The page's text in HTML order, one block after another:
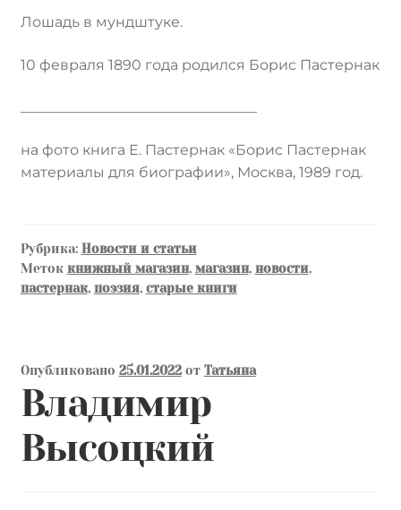
Лошадь в мундштуке.
10 февраля 1890 года родился Борис Пастернак
на фото книга Е. Пастернак «Борис Пастернак
материалы для биографии», Москва, 1989 год.
Рубрика: Новости и статьи
Меток книжный магазин, магазин, новости,
пастернак, поэзия, старые книги
Опубликовано 25.01.2022 от Татьяна
Владимир
Высоцкий